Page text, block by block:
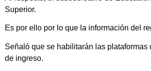
Superior.
Es por ello por lo que la información del
Señaló que se habilitarán las
de ingreso.